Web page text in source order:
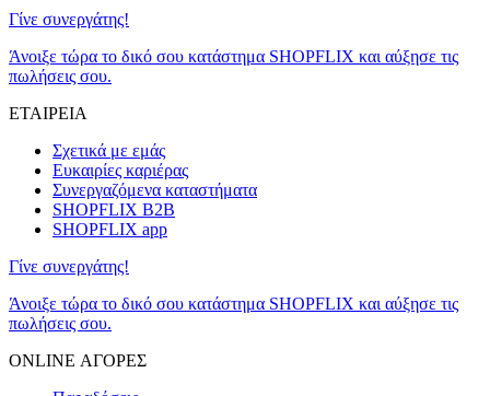
Γίνε συνεργάτης!
Άνοιξε τώρα το δικό σου κατάστημα SHOPFLIX και αύξησε τις
πωλήσεις σου.
ΕΤΑΙΡΕΙΑ
Σχετικά με εμάς
Ευκαιρίες καριέρας
Συνεργαζόμενα καταστήματα
SHOPFLIX B2B
SHOPFLIX app
Γίνε συνεργάτης!
Άνοιξε τώρα το δικό σου κατάστημα SHOPFLIX και αύξησε τις
πωλήσεις σου.
ONLINE ΑΓΟΡΕΣ